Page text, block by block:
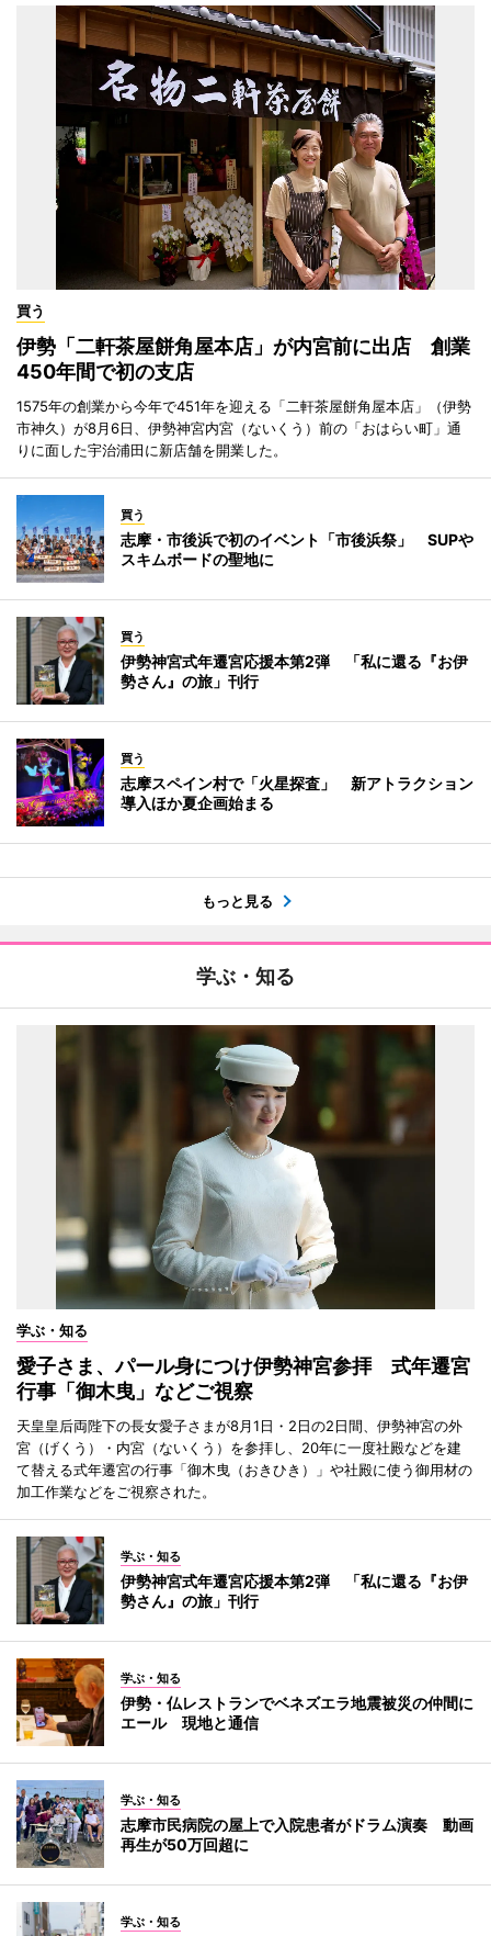
買う
伊勢「二軒茶屋餅角屋本店」が内宮前に出店 創業
450年間で初の支店
1575年の創業から今年で451年を迎える「二軒茶屋餅角屋本店」（伊勢
市神久）が8月6日、伊勢神宮内宮（ないくう）前の「おはらい町」通
りに面した宇治浦田に新店舗を開業した。
買う
志摩・市後浜で初のイベント「市後浜祭」 SUPや
スキムボードの聖地に
買う
伊勢神宮式年遷宮応援本第2弾 「私に還る『お伊
勢さん』の旅」刊行
買う
志摩スペイン村で「火星探査」 新アトラクション
導入ほか夏企画始まる
もっと見る
学ぶ・知る
学ぶ・知る
愛子さま、パール身につけ伊勢神宮参拝 式年遷宮
行事「御木曳」などご視察
天皇皇后両陛下の長女愛子さまが8月1日・2日の2日間、伊勢神宮の外
宮（げくう）・内宮（ないくう）を参拝し、20年に一度社殿などを建
て替える式年遷宮の行事「御木曳（おきひき）」や社殿に使う御用材の
加工作業などをご視察された。
学ぶ・知る
伊勢神宮式年遷宮応援本第2弾 「私に還る『お伊
勢さん』の旅」刊行
学ぶ・知る
伊勢・仏レストランでベネズエラ地震被災の仲間に
エール 現地と通信
学ぶ・知る
志摩市民病院の屋上で入院患者がドラム演奏 動画
再生が50万回超に
学ぶ・知る